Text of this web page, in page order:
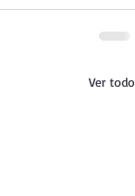
Ver todo